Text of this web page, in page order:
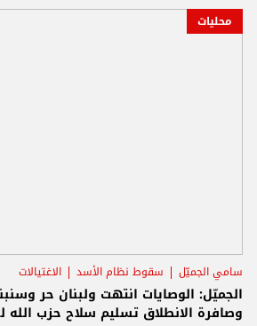
محليات
سامي الجميّل سقوط نظام الأسد الاغتيالات
الجميّل: الوصايات انتهت ولبنان حر
وصافرة الانطلاق تسليم سلاح حزب الله